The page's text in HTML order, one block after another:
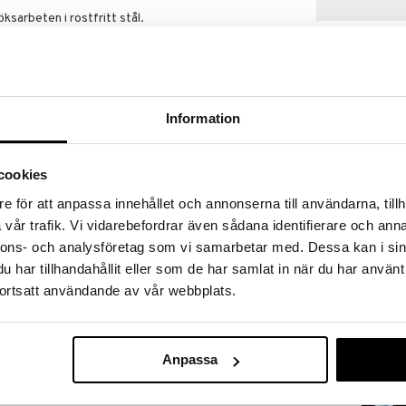
Information
för att anpassa innehållet och annonserna till användarna,
trafik. Vi vidarebefordrar även sådana identifierare och
och analysföretag som vi samarbetar med. Dessa kan i
har tillhandahållit eller som de har samlat in när du har
användande av vår webbplats.
Anpassa
i rostfritt stål.
DORRE
39 kr